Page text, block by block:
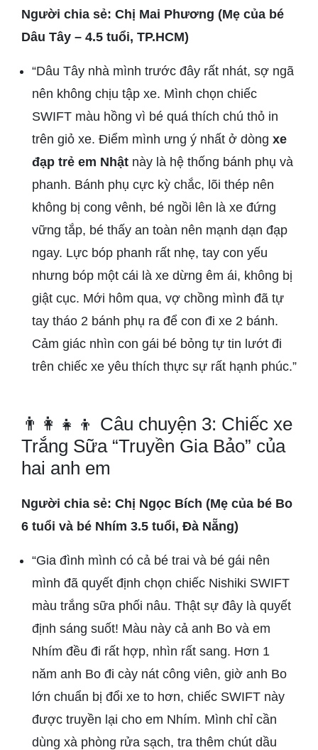
Người chia sẻ: Chị Mai Phương (Mẹ của bé
Dâu Tây – 4.5 tuổi, TP.HCM)
“Dâu Tây nhà mình trước đây rất nhát, sợ ngã
nên không chịu tập xe. Mình chọn chiếc
SWIFT màu hồng vì bé quá thích chú thỏ in
trên giỏ xe. Điểm mình ưng ý nhất ở dòng xe
đạp trẻ em Nhật này là hệ thống bánh phụ và
phanh. Bánh phụ cực kỳ chắc, lõi thép nên
không bị cong vênh, bé ngồi lên là xe đứng
vững tắp, bé thấy an toàn nên mạnh dạn đạp
ngay. Lực bóp phanh rất nhẹ, tay con yếu
nhưng bóp một cái là xe dừng êm ái, không bị
giật cục. Mới hôm qua, vợ chồng mình đã tự
tay tháo 2 bánh phụ ra để con đi xe 2 bánh.
Cảm giác nhìn con gái bé bỏng tự tin lướt đi
trên chiếc xe yêu thích thực sự rất hạnh phúc.”
👨‍👩‍👧‍👦 Câu chuyện 3: Chiếc xe
Trắng Sữa “Truyền Gia Bảo” của
hai anh em
Người chia sẻ: Chị Ngọc Bích (Mẹ của bé Bo
6 tuổi và bé Nhím 3.5 tuổi, Đà Nẵng)
“Gia đình mình có cả bé trai và bé gái nên
mình đã quyết định chọn chiếc Nishiki SWIFT
màu trắng sữa phối nâu. Thật sự đây là quyết
định sáng suốt! Màu này cả anh Bo và em
Nhím đều đi rất hợp, nhìn rất sang. Hơn 1
năm anh Bo đi cày nát công viên, giờ anh Bo
lớn chuẩn bị đổi xe to hơn, chiếc SWIFT này
được truyền lại cho em Nhím. Mình chỉ cần
dùng xà phòng rửa sạch, tra thêm chút dầu